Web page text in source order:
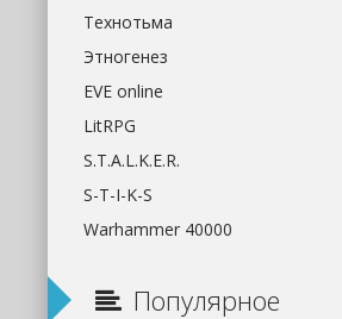
Технотьма
Этногенез
EVE online
LitRPG
S.T.A.L.K.E.R.
S-T-I-K-S
Warhammer 40000
Популярное